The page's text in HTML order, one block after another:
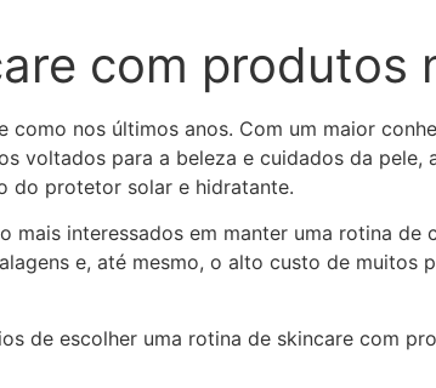
com produtos
como nos últimos anos. Com um maior
voltados para a beleza e cuidados da
do protetor solar e hidratante.
mais interessados em manter uma rotina
e, até mesmo, o alto custo de muitos
de escolher uma rotina de skincare com